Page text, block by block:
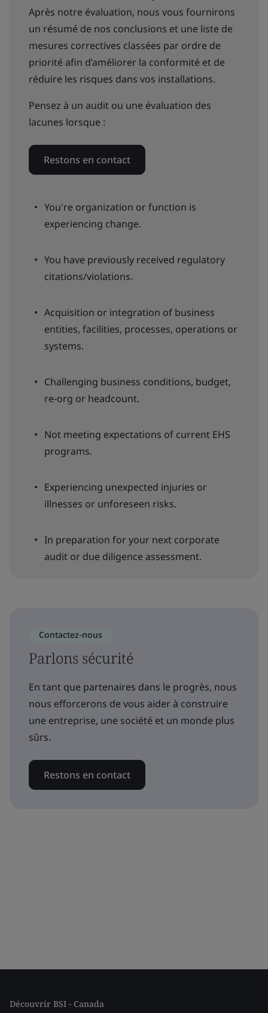
Après notre évaluation, nous vous fournirons
un résumé de nos conclusions et une liste de
mesures correctives classées par ordre de
priorité afin d’améliorer la conformité et de
réduire les risques dans vos installations.
Pensez à un audit ou une évaluation des
lacunes lorsque :
Restons en contact
You're organization or function is
experiencing change.
You have previously received regulatory
citations/violations.
Acquisition or integration of business
entities, facilities, processes, operations or
systems.
Challenging business conditions, budget,
re-org or headcount.
Not meeting expectations of current EHS
programs.
Experiencing unexpected injuries or
illnesses or unforeseen risks.
In preparation for your next corporate
audit or due diligence assessment.
Contactez-nous
Parlons sécurité
En tant que partenaires dans le progrès, nous
nous efforcerons de vous aider à construire
une entreprise, une société et un monde plus
sûrs.
Restons en contact
Découvrir BSI - Canada